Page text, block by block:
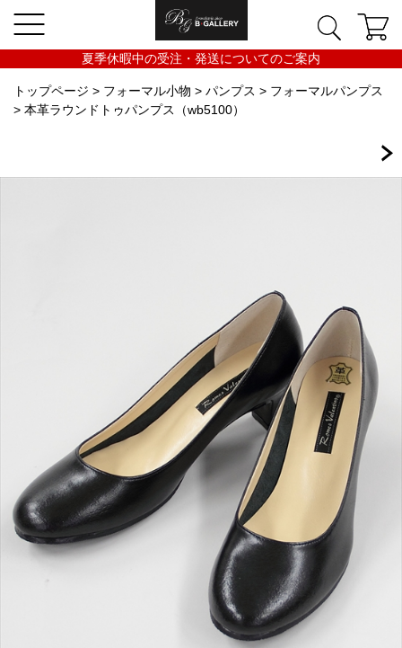
夏季休暇中の受注・発送についてのご案内
トップページ > フォーマル小物 > パンプス > フォーマルパンプス
> 本革ラウンドトゥパンプス（wb5100）